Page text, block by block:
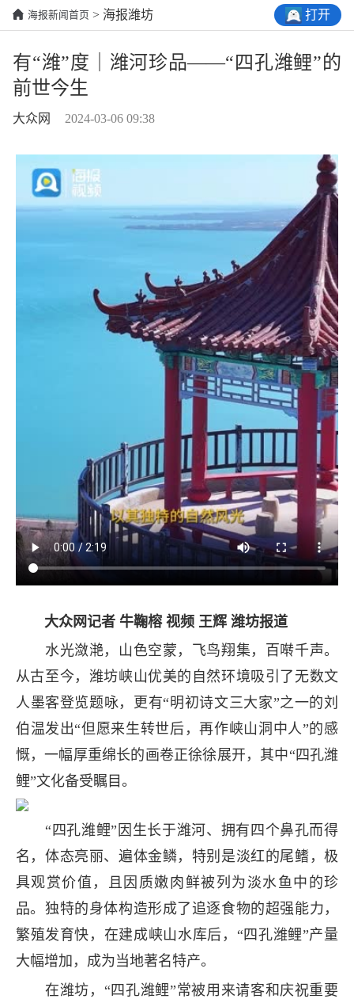
海报新闻首页 > 海报潍坊 打开
有“潍”度｜潍河珍品——“四孔潍鲤”的
前世今生
大众网 2024-03-06 09:38
大众网记者 牛鞠榕 视频 王辉 潍坊报道
水光潋滟，山色空蒙，飞鸟翔集，百啭千声。
从古至今，潍坊峡山优美的自然环境吸引了无数文
人墨客登览题咏，更有“明初诗文三大家”之一的刘
伯温发出“但愿来生转世后，再作峡山洞中人”的感
慨，一幅厚重绵长的画卷正徐徐展开，其中“四孔潍
鲤”文化备受瞩目。
“四孔潍鲤”因生长于潍河、拥有四个鼻孔而得
名，体态亮丽、遍体金鳞，特别是淡红的尾鳍，极
具观赏价值，且因质嫩肉鲜被列为淡水鱼中的珍
品。独特的身体构造形成了追逐食物的超强能力，
繁殖发育快，在建成峡山水库后，“四孔潍鲤”产量
大幅增加，成为当地著名特产。
在潍坊，“四孔潍鲤”常被用来请客和庆祝重要